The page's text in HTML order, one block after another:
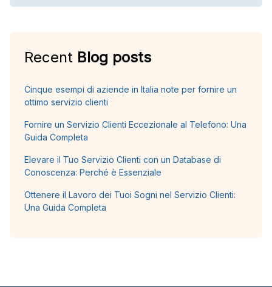
Recent Blog posts
Cinque esempi di aziende in Italia note per fornire un
ottimo servizio clienti
Fornire un Servizio Clienti Eccezionale al Telefono: Una
Guida Completa
Elevare il Tuo Servizio Clienti con un Database di
Conoscenza: Perché è Essenziale
Ottenere il Lavoro dei Tuoi Sogni nel Servizio Clienti:
Una Guida Completa